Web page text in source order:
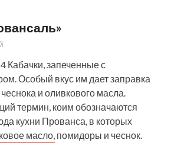
Кабачки, запеченные с
Особый вкус им дает заправка
и оливкового масла.
термин, коим обозначаются
кухни Прованса, в которых
масло, помидоры и чеснок.